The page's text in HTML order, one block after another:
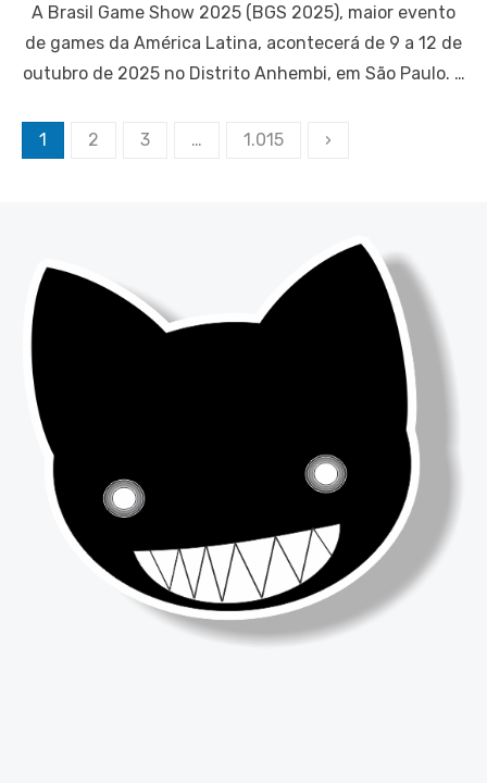
A Brasil Game Show 2025 (BGS 2025), maior evento
de games da América Latina, acontecerá de 9 a 12 de
outubro de 2025 no Distrito Anhembi, em São Paulo. …
Paginação
de
1 2 3 … 1.015 ›